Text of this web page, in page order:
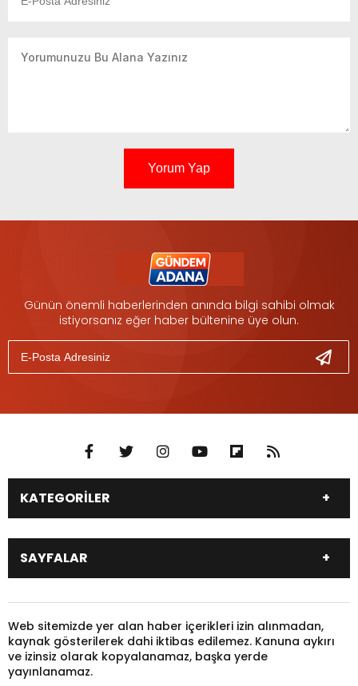
Yorum Yap
Günün önemli haberlerinden anında bilgi sahibi olmak
istiyorsanız eğer haber bültenine üye olun.
KATEGORİLER
DÜNYA
SİYASET
EKONOMİ
SAĞLIK
SPOR
TARIM
YEREL YÖNETİM
GÜNDEM
HAYVANLAR
KADIN
KONSER
KÜLTÜR & SANAT
SAYFALAR
Pariteler
Canlı Sonuçlar
Puan Durumu
Fikstür
Gazeteler
Burçlar
Web sitemizde yer alan haber içerikleri izin alınmadan,
kaynak gösterilerek dahi iktibas edilemez. Kanuna aykırı
ve izinsiz olarak kopyalanamaz, başka yerde
yayınlanamaz.